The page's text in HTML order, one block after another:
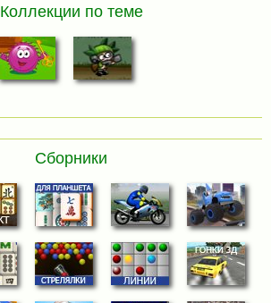
Коллекции по теме
Сборники